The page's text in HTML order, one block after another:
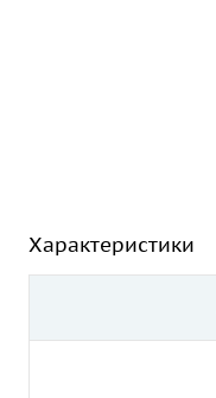
Характеристики